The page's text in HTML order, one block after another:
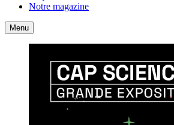
Notre magazine
Accueil
Menu Contact